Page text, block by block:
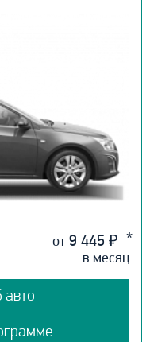
от 9 445 ₽
в месяц
авто